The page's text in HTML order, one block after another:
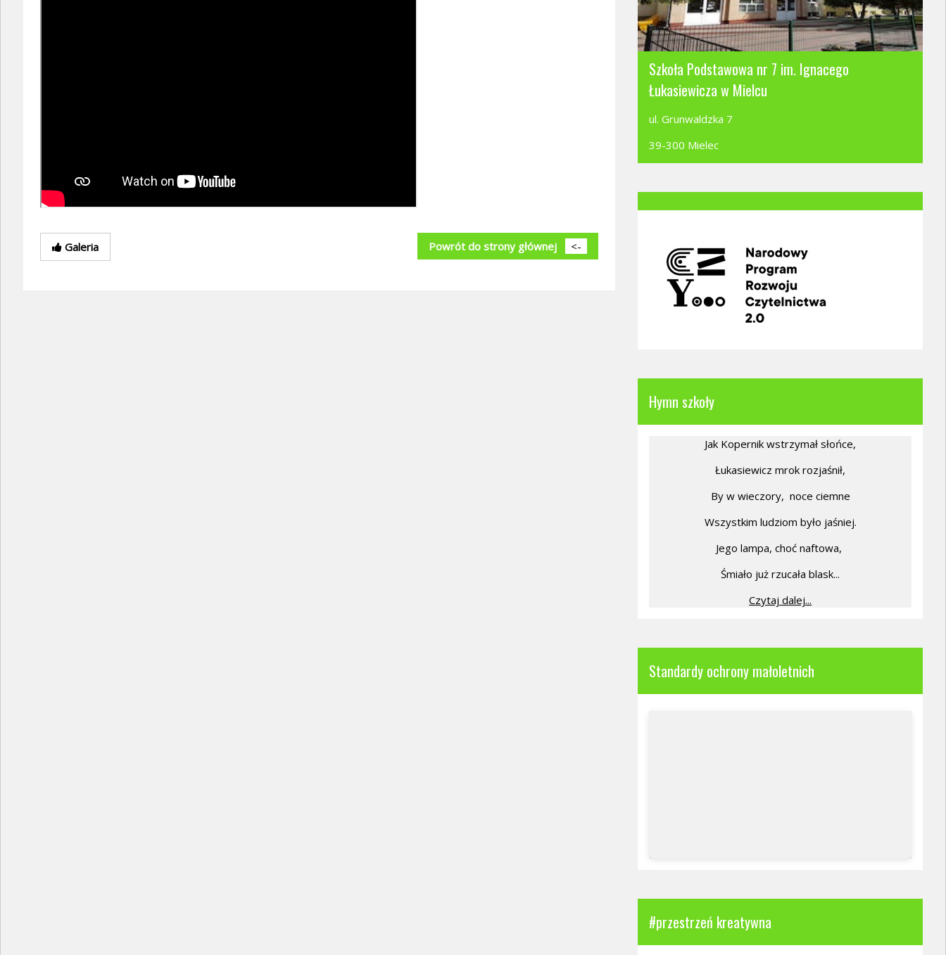
Galeria Powrót do strony głównej <-
Szkoła Podstawowa nr 7 im. Ignacego
Łukasiewicza w Mielcu
ul. Grunwaldzka 7
39-300 Mielec
Hymn szkoły
Jak Kopernik wstrzymał słońce,
Łukasiewicz mrok rozjaśnił,
By w wieczory, noce ciemne
Wszystkim ludziom było jaśniej.
Jego lampa, choć naftowa,
Śmiało już rzucała blask...
Czytaj dalej...
Standardy ochrony małoletnich
#przestrzeń kreatywna